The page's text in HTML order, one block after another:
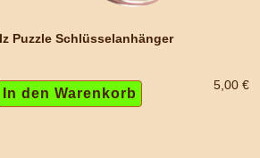
Puzzle Schlüsselanhänger
5,00 €